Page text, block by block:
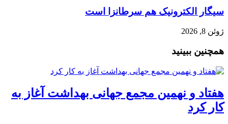
سیگار الکترونیک هم سرطانزا است
ژوئن 8, 2026
همچنین ببینید
هفتاد و نهمین مجمع جهانی بهداشت آغاز به
کار کرد